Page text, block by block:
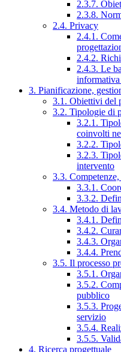
2.3.7.
2.3.8.
2.4. Privacy
2.4.1.
2.4.2.
2.4.3. Le
3. Pianificazione,
3.1. Obiettivi del
3.2. Tipologie di
3.2.1.
coinvolti
3.2.2.
3.2.3.
intervento
3.3.
3.3.1.
3.3.2.
3.4. Metodo di
3.4.1.
3.4.2.
3.4.3.
3.4.4.
3.5. Il processo
3.5.1.
3.5.2.
pubblico
3.5.3.
servizio
3.5.4.
3.5.5.
4. Ricerca progettuale